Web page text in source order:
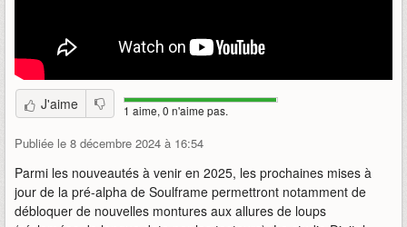
J'aime 1 aime, 0 n'aime pas.
Publiée le 8 décembre 2024 à 16:54
Parmi les nouveautés à venir en 2025, les prochaines mises à
jour de la pré-alpha de Soulframe permettront notamment de
débloquer de nouvelles montures aux allures de loups